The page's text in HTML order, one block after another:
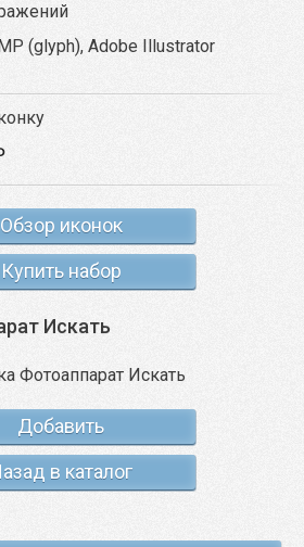
(glyph), Adobe Illustrator
Обзор иконок
Купить набор
Искать
Добавить
в каталог